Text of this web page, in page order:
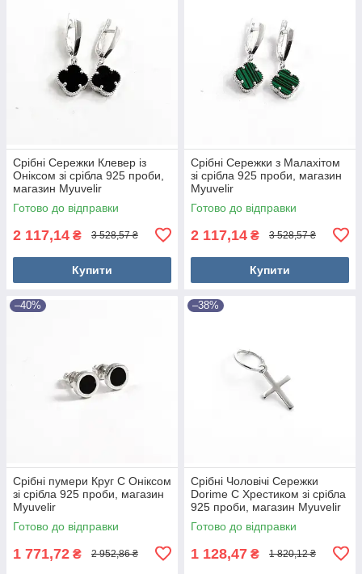
Срібні Сережки Клевер із
Оніксом зі срібла 925 проби,
магазин Myuvelir
Готово до відправки
2 117,14 ₴ 3 528,57 ₴
Купити
Срібні Сережки з Малахітом
зі срібла 925 проби, магазин
Myuvelir
Готово до відправки
2 117,14 ₴ 3 528,57 ₴
Купити
–40%
Срібні пумери Круг С Оніксом
зі срібла 925 проби, магазин
Myuvelir
Готово до відправки
1 771,72 ₴ 2 952,86 ₴
–38%
Срібні Чоловічі Сережки
Dorime C Хрестиком зі срібла
925 проби, магазин Myuvelir
Готово до відправки
1 128,47 ₴ 1 820,12 ₴